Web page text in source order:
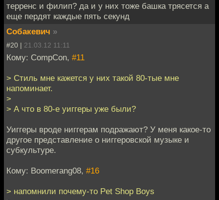
терренс и филип? да и у них тоже башка трясется а
еще пердят каждые пять секунд
Собакевич »
#20 | 21.03.12 11:11
Кому: CompCon, #11
> Стиль мне кажется у них такой 80-тые мне
напоминает.
>
> А что в 80-е уиггеры уже были?
Уиггеры вроде ниггерам подражают? У меня какое-то
другое представление о ниггеровской музыке и
субкультуре.
Кому: Boomerang08, #16
> напомнили почему-то Pet Shop Boys